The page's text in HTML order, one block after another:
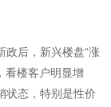
政后，新兴楼盘“涨
看楼客户明显增
状态，特别是性价